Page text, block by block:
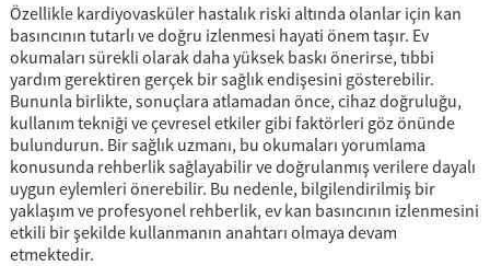
Özellikle kardiyovasküler hastalık riski altında olanlar için kan
basıncının tutarlı ve doğru izlenmesi hayati önem taşır. Ev
okumaları sürekli olarak daha yüksek baskı önerirse, tıbbi
yardım gerektiren gerçek bir sağlık endişesini gösterebilir.
Bununla birlikte, sonuçlara atlamadan önce, cihaz doğruluğu,
kullanım tekniği ve çevresel etkiler gibi faktörleri göz önünde
bulundurun. Bir sağlık uzmanı, bu okumaları yorumlama
konusunda rehberlik sağlayabilir ve doğrulanmış verilere dayalı
uygun eylemleri önerebilir. Bu nedenle, bilgilendirilmiş bir
yaklaşım ve profesyonel rehberlik, ev kan basıncının izlenmesini
etkili bir şekilde kullanmanın anahtarı olmaya devam
etmektedir.